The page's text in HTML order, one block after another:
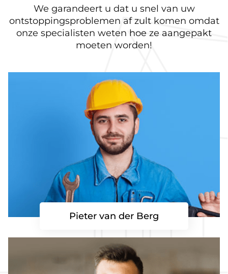
We garandeert u dat u snel van uw
ontstoppingsproblemen af zult komen omdat
onze specialisten weten hoe ze aangepakt
moeten worden!
Pieter van der Berg